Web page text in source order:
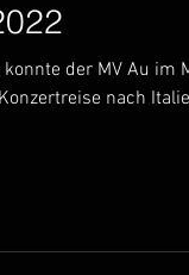
der MV Au im
nach